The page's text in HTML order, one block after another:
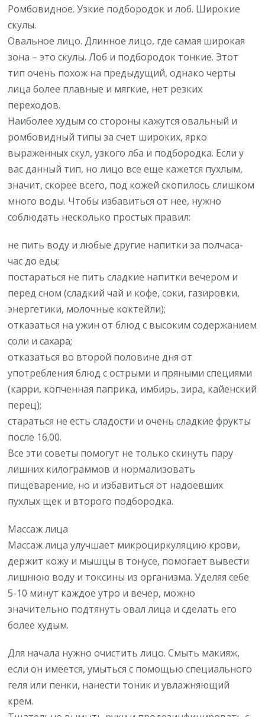
Ромбовидное. Узкие подбородок и лоб. Широкие
скулы.
Овальное лицо. Длинное лицо, где самая широкая
зона – это скулы. Лоб и подбородок тонкие. Этот
тип очень похож на предыдущий, однако черты
лица более плавные и мягкие, нет резких
переходов.
Наиболее худым со стороны кажутся овальный и
ромбовидный типы за счет широких, ярко
выраженных скул, узкого лба и подбородка. Если у
вас данный тип, но лицо все еще кажется пухлым,
значит, скорее всего, под кожей скопилось слишком
много воды. Чтобы избавиться от нее, нужно
соблюдать несколько простых правил:
не пить воду и любые другие напитки за полчаса-
час до еды;
постараться не пить сладкие напитки вечером и
перед сном (сладкий чай и кофе, соки, газировки,
энергетики, молочные коктейли);
отказаться на ужин от блюд с высоким содержанием
соли и сахара;
отказаться во второй половине дня от
употребления блюд с острыми и пряными специями
(карри, копченная паприка, имбирь, зира, кайенский
перец);
стараться не есть сладости и очень сладкие фрукты
после 16.00.
Все эти советы помогут не только скинуть пару
лишних килограммов и нормализовать
пищеварение, но и избавиться от надоевших
пухлых щек и второго подбородка.
Массаж лица
Массаж лица улучшает микроциркуляцию крови,
держит кожу и мышцы в тонусе, помогает вывести
лишнюю воду и токсины из организма. Уделяя себе
5-10 минут каждое утро и вечер, можно
значительно подтянуть овал лица и сделать его
более худым.
Для начала нужно очистить лицо. Смыть макияж,
если он имеется, умыться с помощью специального
геля или пенки, нанести тоник и увлажняющий
крем.